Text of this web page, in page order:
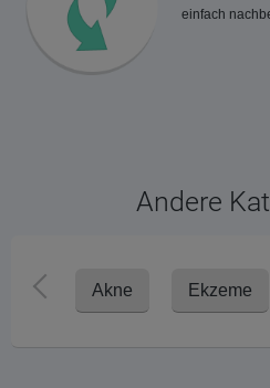
einfach
Andere
Akne Ekzeme